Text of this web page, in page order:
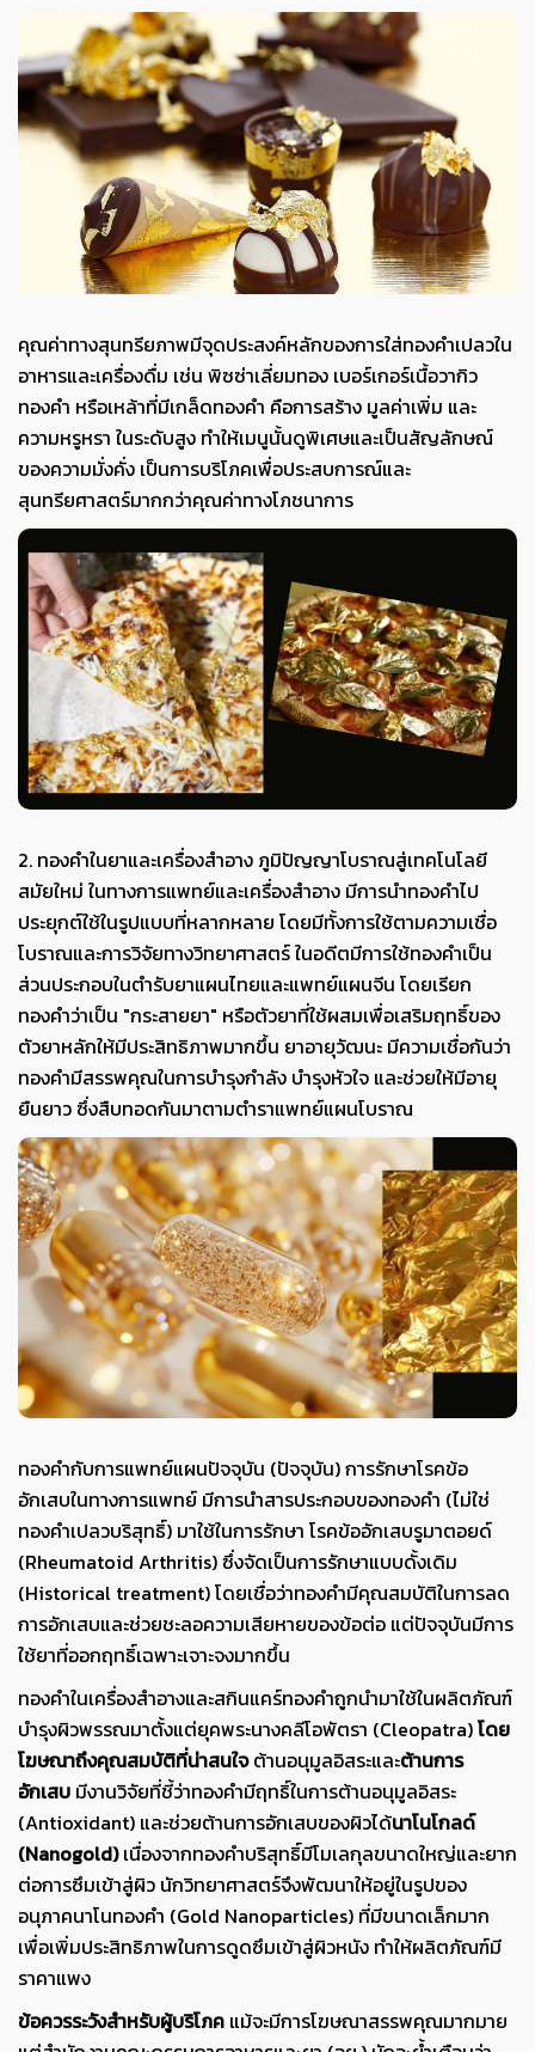
คุณค่าทางสุนทรียภาพมีจุดประสงค์หลักของการใส่ทองคำเปลวใน
อาหารและเครื่องดื่ม เช่น พิซซ่าเลี่ยมทอง เบอร์เกอร์เนื้อวากิว
ทองคำ หรือเหล้าที่มีเกล็ดทองคำ คือการสร้าง มูลค่าเพิ่ม และ
ความหรูหรา ในระดับสูง ทำให้เมนูนั้นดูพิเศษและเป็นสัญลักษณ์
ของความมั่งคั่ง เป็นการบริโภคเพื่อประสบการณ์และ
สุนทรียศาสตร์มากกว่าคุณค่าทางโภชนาการ
2. ทองคำในยาและเครื่องสำอาง ภูมิปัญญาโบราณสู่เทคโนโลยี
สมัยใหม่ ในทางการแพทย์และเครื่องสำอาง มีการนำทองคำไป
ประยุกต์ใช้ในรูปแบบที่หลากหลาย โดยมีทั้งการใช้ตามความเชื่อ
โบราณและการวิจัยทางวิทยาศาสตร์ ในอดีตมีการใช้ทองคำเป็น
ส่วนประกอบในตำรับยาแผนไทยและแพทย์แผนจีน โดยเรียก
ทองคำว่าเป็น "กระสายยา" หรือตัวยาที่ใช้ผสมเพื่อเสริมฤทธิ์ของ
ตัวยาหลักให้มีประสิทธิภาพมากขึ้น ยาอายุวัฒนะ มีความเชื่อกันว่า
ทองคำมีสรรพคุณในการบำรุงกำลัง บำรุงหัวใจ และช่วยให้มีอายุ
ยืนยาว ซึ่งสืบทอดกันมาตามตำราแพทย์แผนโบราณ
ทองคำกับการแพทย์แผนปัจจุบัน (ปัจจุบัน) การรักษาโรคข้อ
อักเสบในทางการแพทย์ มีการนำสารประกอบของทองคำ (ไม่ใช่
ทองคำเปลวบริสุทธิ์) มาใช้ในการรักษา โรคข้ออักเสบรูมาตอยด์
(Rheumatoid Arthritis) ซึ่งจัดเป็นการรักษาแบบดั้งเดิม
(Historical treatment) โดยเชื่อว่าทองคำมีคุณสมบัติในการลด
การอักเสบและช่วยชะลอความเสียหายของข้อต่อ แต่ปัจจุบันมีการ
ใช้ยาที่ออกฤทธิ์เฉพาะเจาะจงมากขึ้น
ทองคำในเครื่องสำอางและสกินแคร์ทองคำถูกนำมาใช้ในผลิตภัณฑ์
บำรุงผิวพรรณมาตั้งแต่ยุคพระนางคลีโอพัตรา (Cleopatra)โดย
โฆษณาถึงคุณสมบัติที่น่าสนใจต้านอนุมูลอิสระและต้านการ
อักเสบ มีงานวิจัยที่ชี้ว่าทองคำมีฤทธิ์ในการต้านอนุมูลอิสระ
(Antioxidant) และช่วยต้านการอักเสบของผิวได้นาโนโกลด์
(Nanogold)เนื่องจากทองคำบริสุทธิ์มีโมเลกุลขนาดใหญ่และยาก
ต่อการซึมเข้าสู่ผิว นักวิทยาศาสตร์จึงพัฒนาให้อยู่ในรูปของ
อนุภาคนาโนทองคำ (Gold Nanoparticles) ที่มีขนาดเล็กมาก
เพื่อเพิ่มประสิทธิภาพในการดูดซึมเข้าสู่ผิวหนัง ทำให้ผลิตภัณฑ์มี
ราคาแพง
ข้อควรระวังสำหรับผู้บริโภค แม้จะมีการโฆษณาสรรพคุณมากมาย